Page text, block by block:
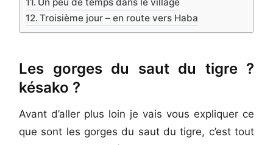
Troisième jour – en route vers Haba
Les gorges du saut du tigre ?
késako ?
Avant d’aller plus loin je vais vous expliquer ce
que sont les gorges du saut du tigre, c’est tout